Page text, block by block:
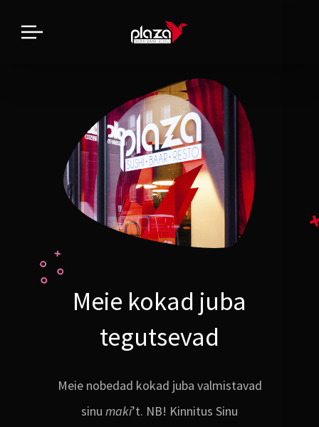
Meie kokad juba
tegutsevad
Meie nobedad kokad juba valmistavad
sinu maki’t. NB! Kinnitus Sinu